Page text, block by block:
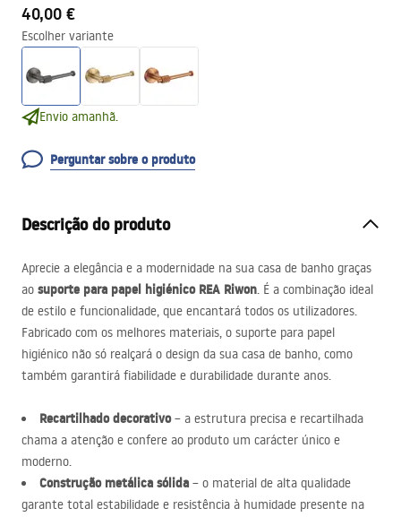
40,00 €
Escolher variante
Envio amanhã.
Perguntar sobre o produto
Descrição do produto
Aprecie a elegância e a modernidade na sua casa de banho graças
ao suporte para papel higiénico REA Riwon. É a combinação ideal
de estilo e funcionalidade, que encantará todos os utilizadores.
Fabricado com os melhores materiais, o suporte para papel
higiénico não só realçará o design da sua casa de banho, como
também garantirá fiabilidade e durabilidade durante anos.
Recartilhado decorativo– a estrutura precisa e recartilhada
chama a atenção e confere ao produto um carácter único e
moderno.
Construção metálica sólida – o material de alta qualidade
garante total estabilidade e resistência à humidade presente na